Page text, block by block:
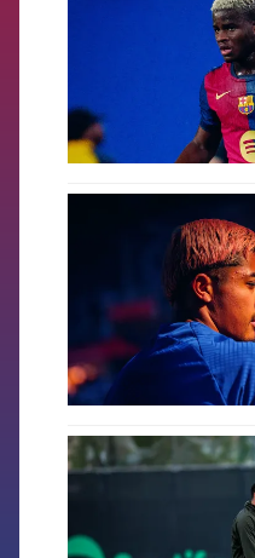
FCB Barcelona badge